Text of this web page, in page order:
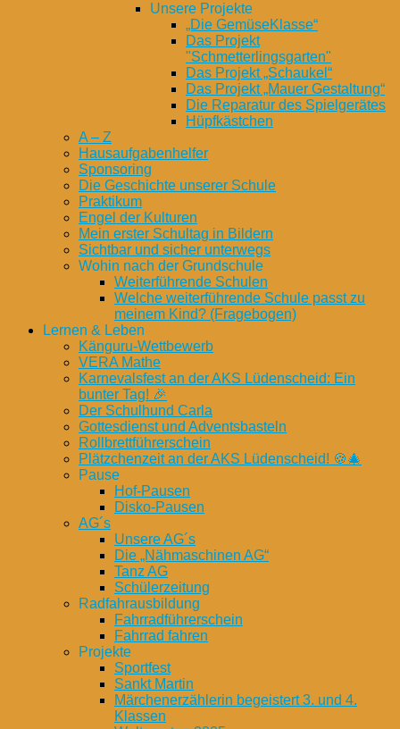
Unsere Projekte
„Die GemüseKlasse“
Das Projekt
"Schmetterlingsgarten"
Das Projekt „Schaukel“
Das Projekt „Mauer Gestaltung“
Die Reparatur des Spielgerätes
Hüpfkästchen
A – Z
Hausaufgabenhelfer
Sponsoring
Die Geschichte unserer Schule
Praktikum
Engel der Kulturen
Mein erster Schultag in Bildern
Sichtbar und sicher unterwegs
Wohin nach der Grundschule
Weiterführende Schulen
Welche weiterführende Schule passt zu
meinem Kind? (Fragebogen)
Lernen & Leben
Känguru-Wettbewerb
VERA Mathe
Karnevalsfest an der AKS Lüdenscheid: Ein
bunter Tag! 🎉
Der Schulhund Carla
Gottesdienst und Adventsbasteln
Rollbrettführerschein
Plätzchenzeit an der AKS Lüdenscheid! 🍪🎄
Pause
Hof-Pausen
Disko-Pausen
AG´s
Unsere AG´s
Die „Nähmaschinen AG“
Tanz AG
Schülerzeitung
Radfahrausbildung
Fahrradführerschein
Fahrrad fahren
Projekte
Sportfest
Sankt Martin
Märchenerzählerin begeistert 3. und 4.
Klassen